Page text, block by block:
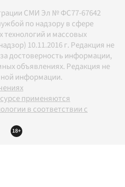
СМИ Эл № ФС77-67642
по надзору в сфере
и массовых
10.11.2016 г. Редакция не
достоверность информации,
объявлениях. Редакция не
информации.
применяются
в соответствии с
18+